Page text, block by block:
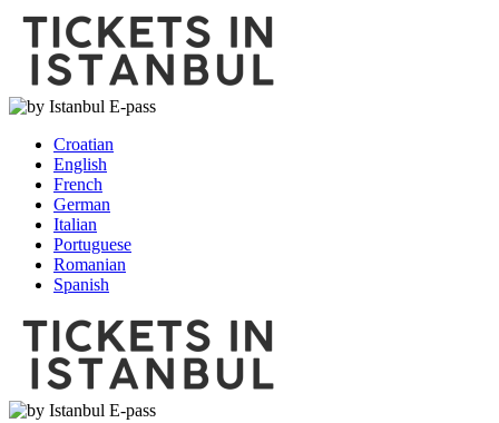
Croatian
English
French
German
Italian
Portuguese
Romanian
Spanish